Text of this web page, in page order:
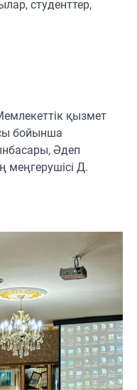
студенттер,
қызмет
бойынша
Әдеп
меңгерушісі Д.